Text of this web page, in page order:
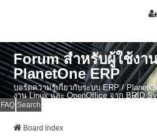
Forum สำหรับผู้ใช้งา
PlanetOne ERP
บอร์ดความรู้เกี่ยวกับระบบ ERP /
งาน Linux และ OpenOffice จาก BRID
FAQ Search
Board index